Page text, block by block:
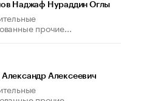
иначе». Как живет глава
Наджаф Нураддин Оглы
прочие...
Алексеевич